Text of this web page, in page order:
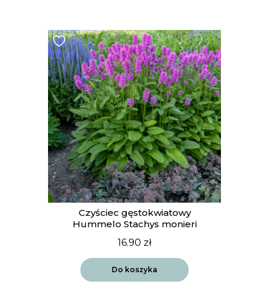
Czyściec gęstokwiatowy
Hummelo Stachys monieri
16.90 zł
Do koszyka